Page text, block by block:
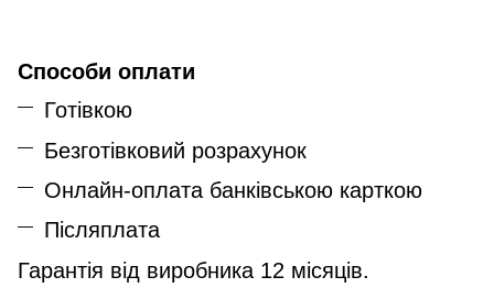
Способи оплати
Готівкою
Безготівковий розрахунок
Онлайн-оплата банківською карткою
Післяплата
Гарантія від виробника 12 місяців.